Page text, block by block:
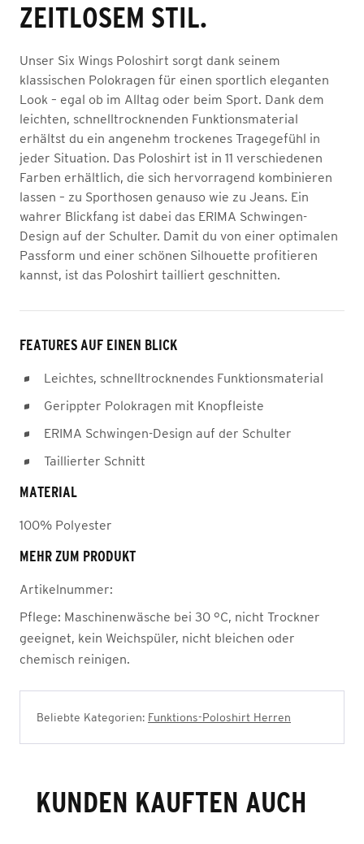
ZEITLOSEM STIL.
Unser Six Wings Poloshirt sorgt dank seinem
klassischen Polokragen für einen sportlich eleganten
Look – egal ob im Alltag oder beim Sport. Dank dem
leichten, schnelltrocknenden Funktionsmaterial
erhältst du ein angenehm trockenes Tragegefühl in
jeder Situation. Das Poloshirt ist in 11 verschiedenen
Farben erhältlich, die sich hervorragend kombinieren
lassen – zu Sporthosen genauso wie zu Jeans. Ein
wahrer Blickfang ist dabei das ERIMA Schwingen-
Design auf der Schulter. Damit du von einer optimalen
Passform und einer schönen Silhouette profitieren
kannst, ist das Poloshirt tailliert geschnitten.
FEATURES AUF EINEN BLICK
Leichtes, schnelltrocknendes Funktionsmaterial
Gerippter Polokragen mit Knopfleiste
ERIMA Schwingen-Design auf der Schulter
Taillierter Schnitt
MATERIAL
100% Polyester
MEHR ZUM PRODUKT
Artikelnummer:
Pflege: Maschinenwäsche bei 30 °C, nicht Trockner
geeignet, kein Weichspüler, nicht bleichen oder
chemisch reinigen.
Beliebte Kategorien: Funktions-Poloshirt Herren
KUNDEN KAUFTEN AUCH